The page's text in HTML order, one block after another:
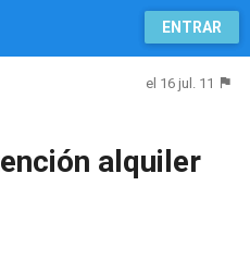
ENTRAR
el 16 jul. 11
alquiler